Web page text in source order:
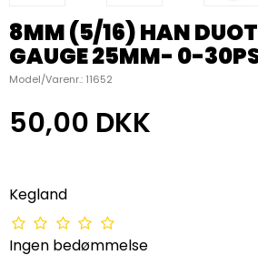
8MM (5/16) HAN
GAUGE 25MM- 0-
Model/Varenr.: 11652
50,00 DKK
Kegland
Ingen bedømmelse